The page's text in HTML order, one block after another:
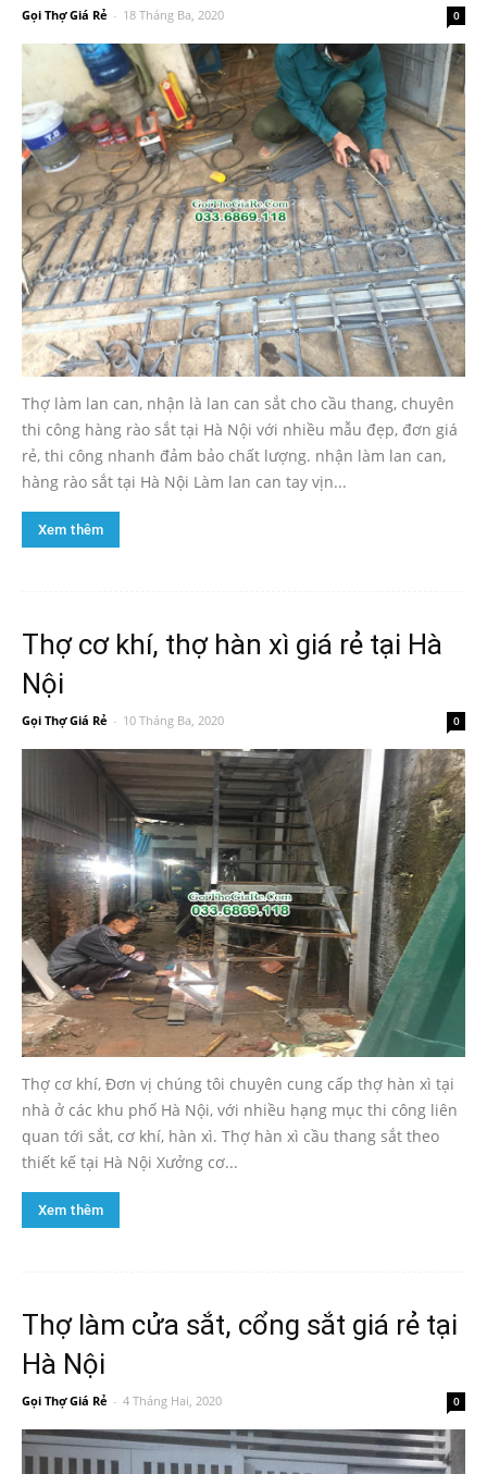
Gọi Thợ Giá Rẻ - 18 Tháng Ba, 2020 0
Thợ làm lan can, nhận là lan can sắt cho cầu thang, chuyên
thi công hàng rào sắt tại Hà Nội với nhiều mẫu đẹp, đơn giá
rẻ, thi công nhanh đảm bảo chất lượng. nhận làm lan can,
hàng rào sắt tại Hà Nội Làm lan can tay vịn...
Xem thêm
Thợ cơ khí, thợ hàn xì giá rẻ tại Hà
Nội
Gọi Thợ Giá Rẻ - 10 Tháng Ba, 2020 0
Thợ cơ khí, Đơn vị chúng tôi chuyên cung cấp thợ hàn xì tại
nhà ở các khu phố Hà Nội, với nhiều hạng mục thi công liên
quan tới sắt, cơ khí, hàn xì. Thợ hàn xì cầu thang sắt theo
thiết kế tại Hà Nội Xưởng cơ...
Xem thêm
Thợ làm cửa sắt, cổng sắt giá rẻ tại
Hà Nội
Gọi Thợ Giá Rẻ - 4 Tháng Hai, 2020 0